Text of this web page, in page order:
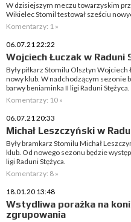
W dzisiejszym meczu towarzyskim
Wikielec Stomil testował sześciu
Komentarzy: 1 »
06.07.21 22:22
Wojciech Łuczak w Raduni
Były piłkarz Stomilu Olsztyn Wojciech
nowy klub. W nadchodzącym sezonie
barwy beniaminka II ligi Raduni Stężyca.
Komentarzy: 10 »
06.07.21 20:33
Michał Leszczyński w
Były bramkarz Stomilu Michał
klub. Od nowego sezonu będzie
ligi Raduni Stężyca.
Komentarzy: 8 »
18.01.20 13:48
Wstydliwa porażka na
zgrupowania